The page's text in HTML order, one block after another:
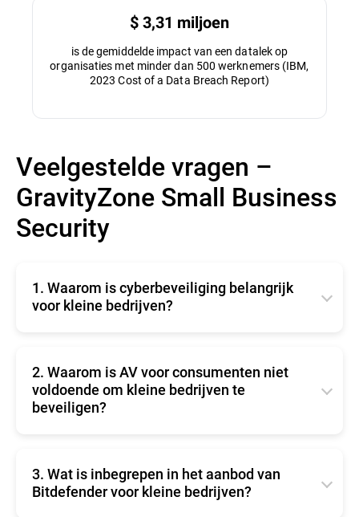
$ 3,31 miljoen
is de gemiddelde impact van een datalek op
organisaties met minder dan 500 werknemers (IBM,
2023 Cost of a Data Breach Report)
Veelgestelde vragen –
GravityZone Small Business
Security
1. Waarom is cyberbeveiliging belangrijk
voor kleine bedrijven?
financiële verliezen door cyberaanvallen voorkomt,
de reputatie en het vertrouwen van de klant
behoudt, zorgt voor naleving van regelgeving en de
bedrijfscontinuïteit handhaaft tijdens
2. Waarom is AV voor consumenten niet
voldoende om kleine bedrijven te
beveiligen?
beperkte reikwijdte, ontoereikende bescherming
tegen geavanceerde dreigingen, gebrek aan
gecentraliseerd beheer, onvermogen om aan
3. Wat is inbegrepen in het aanbod van
Bitdefender voor kleine bedrijven?